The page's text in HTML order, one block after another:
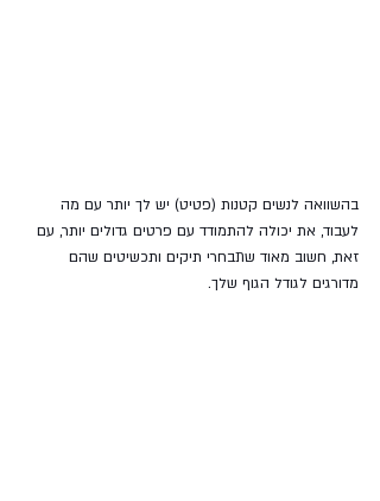
בהשוואה לנשים קטנות (פטיט) יש לך יותר עם מה
לעבוד, את יכולה להתמודד עם פרטים גדולים יותר, עם
זאת, חשוב מאוד שתבחרי תיקים ותכשיטים שהם
מדורגים לגודל הגוף שלך.